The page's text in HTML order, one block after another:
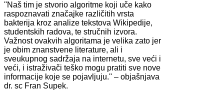
''Naš tim je stvorio algoritme koji uče kako
raspoznavati značajke različitih vrsta
bakterija kroz analize tekstova Wikipedije,
studentskih radova, te stručnih izvora.
Važnost ovakvih algoritama je velika zato jer
je obim znanstvene literature, ali i
sveukupnog sadržaja na internetu, sve veći i
veći, i istraživači teško mogu pratiti sve nove
informacije koje se pojavljuju.'' – objašnjava
dr. sc Fran Supek.